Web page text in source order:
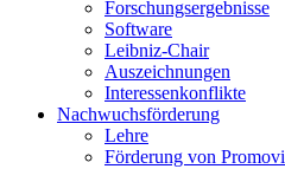
Forschungsergebnisse
Software
Leibniz-Chair
Auszeichnungen
Interessenkonflikte
Nachwuchsförderung
Lehre
Förderung von